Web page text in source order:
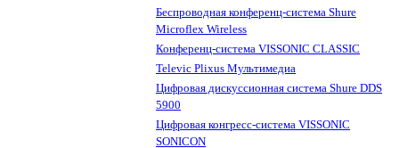
Беспроводная конференц-система Shure
Microflex Wireless
Конференц-система VISSONIC CLASSIC
Televic Plixus Мультимедиа
Цифровая дискуссионная система Shure DDS
5900
Цифровая конгресс-система VISSONIC
SONICON